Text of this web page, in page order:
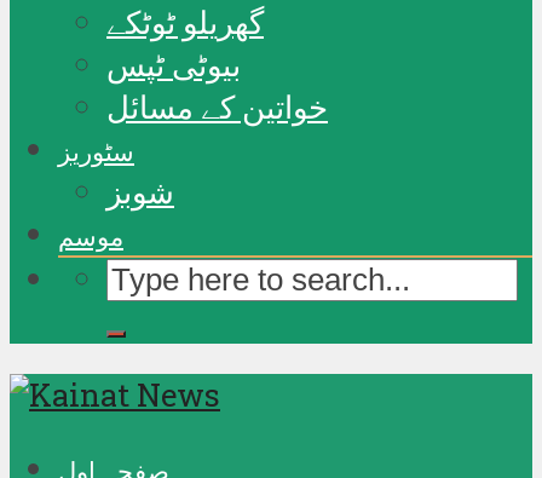
گھریلو ٹوٹکے
بیوٹی ٹپس
خواتین کے مسائل
سٹوریز
شوبز
موسم
صفحہ اول